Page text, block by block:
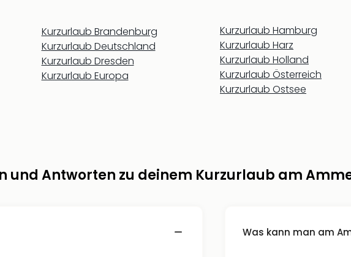
Kurzurlaub Brandenburg
Kurzurlaub Deutschland
Kurzurlaub Dresden
Kurzurlaub Europa
Kurzurlaub Hamburg
Kurzurlaub Harz
Kurzurlaub Holland
Kurzurlaub Österreich
Kurzurlaub Ostsee
und Antworten zu deinem Kurzurlaub am
Was kann man am